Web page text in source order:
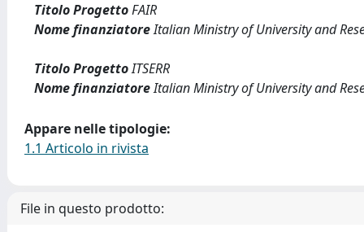
Titolo ProgettoFAIR
Nome finanziatoreItalian Ministry of University and
Titolo ProgettoITSERR
Nome finanziatoreItalian Ministry of University and
Appare nelle tipologie:
1.1 Articolo in rivista
File in questo prodotto: